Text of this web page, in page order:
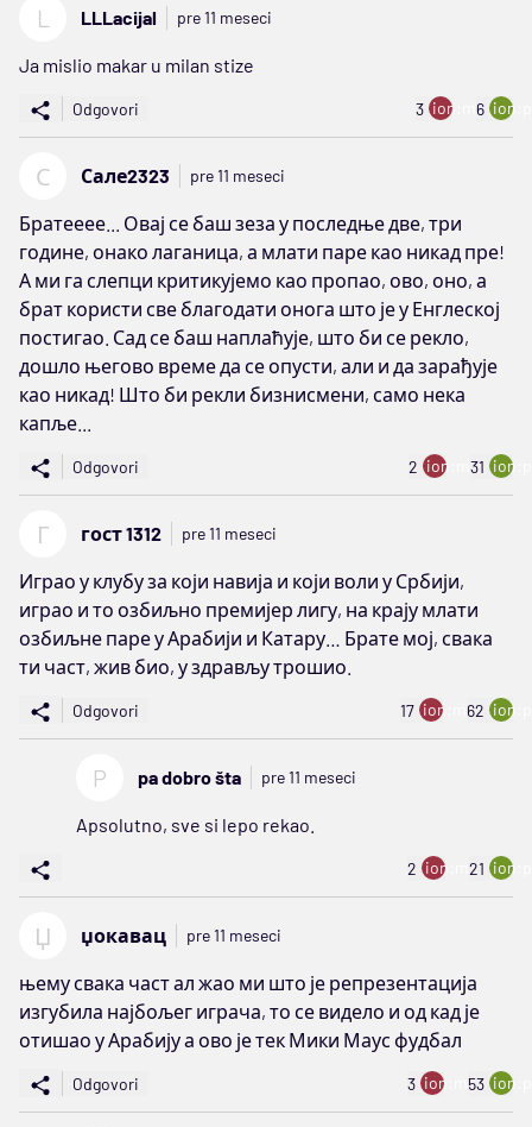
L LLLacijal pre 11 meseci
Ja mislio makar u milan stize
Odgovori 3 ion:minus
6
С Сале2323 pre 11 meseci
Братееее... Овај се баш зеза у последње две, три
године, онако лаганица, а млати паре као никад пре!
А ми га слепци критикујемо као пропао, ово, оно, а
брат користи све благодати онога што је у Енглеској
постигао. Сад се баш наплаћује, што би се рекло,
дошло његово време да се опусти, али и да зарађује
као никад! Што би рекли бизнисмени, само нека
капље...
Odgovori 2 ion:minus
31
Г гост 1312 pre 11 meseci
Играо у клубу за који навија и који воли у Србији,
играо и то озбиљно премијер лигу, на крају млати
озбиљне паре у Арабији и Катару… Брате мој, свака
ти част, жив био, у здрављу трошио.
Odgovori 17 ion:minus
62
P pa dobro šta pre 11 meseci
Apsolutno, sve si lepo rekao.
2 ion:minus
21
Џ џокавац pre 11 meseci
њему свака част ал жао ми што је репрезентација
изгубила најбољег играча, то се видело и од кад је
отишао у Арабију а ово је тек Мики Маус фудбал
Odgovori 3 ion:minus
53